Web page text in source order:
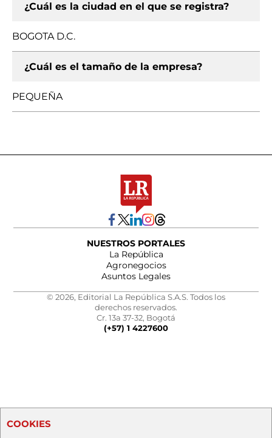
¿Cuál es la ciudad en el que se registra?
BOGOTA D.C.
¿Cuál es el tamaño de la empresa?
PEQUEÑA
NUESTROS PORTALES
La República
Agronegocios
Asuntos Legales
© 2026, Editorial La República S.A.S. Todos los
derechos reservados.
Cr. 13a 37-32, Bogotá
(+57) 1 4227600
COOKIES